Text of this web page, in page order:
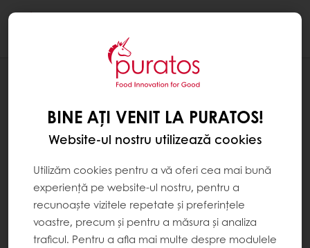
BINE AȚI VENIT LA PURATOS!
Website-ul nostru utilizează cookies
Utilizăm cookies pentru a vă oferi cea mai bună
experiență pe website-ul nostru, pentru a
recunoaște vizitele repetate și preferințele
voastre, precum și pentru a măsura și analiza
traficul. Pentru a afla mai multe despre modulele